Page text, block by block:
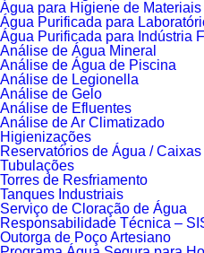
Água para Higiene de
Água Purificada para
Água Purificada para Indústria
Análise de Água Mineral
Análise de Água de Piscina
Análise de Legionella
Análise de Gelo
Análise de Efluentes
Análise de Ar Climatizado
Higienizações
Reservatórios de Água / Caixas
Tubulações
Torres de Resfriamento
Tanques Industriais
Serviço de Cloração de Água
Responsabilidade Técnica –
Outorga de Poço Artesiano